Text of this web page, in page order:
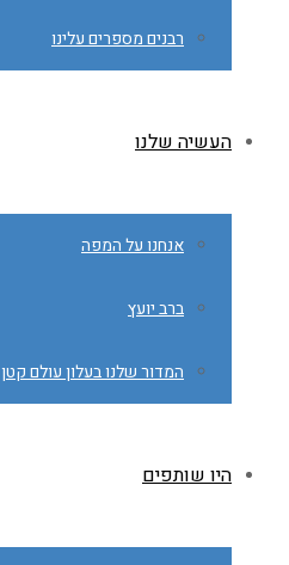
רבנים מספרים עלינו
העשיה שלנו
אנחנו על המפה
ברב יועץ
המדור שלנו בעלון עולם קטן
היו שותפים